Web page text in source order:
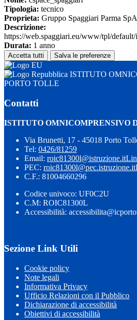
Tipologia: tecnico
Proprieta: Gruppo Spaggiari Parma SpA
Descrizione:
https://web.spaggiari.eu/www/tpl/
Durata: 1 anno
Accetta tutti Salva le preferenze
ISTITUTO
PORTO TOLLE
Contatti
ISTITUTO OMNICOMPRENSIVO
Via Brunetti, 17 - 45018 Porto
Tel: 0426/81259
Email: roic81300l@istruzione.it
PEC: roic81300l@pec.istruzione.it
C.F.: 81004660296
Codice univoco: UF0C2U
C.M: ROIC81300L
Accessibilità:
Sezione Link Utili
Cookie policy
Note legali
Informativa Privacy
Ufficio Relazioni con il Pubblico
Dichiarazione di accessibilità
Obiettivi di accessibilità